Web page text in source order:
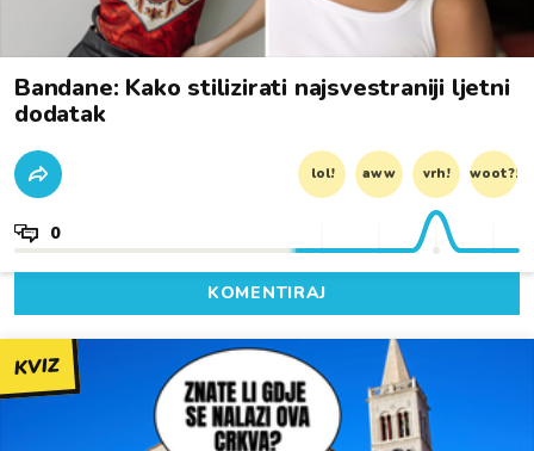
Bandane: Kako stilizirati najsvestraniji ljetni
dodatak
lol! aww vrh! woot?!
0
KOMENTIRAJ
KVIZ